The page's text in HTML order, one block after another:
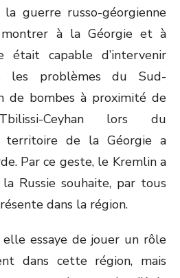
la guerre russo-géorgienne
à la Géorgie et à
était capable d’intervenir
les problèmes du Sud-
de bombes à proximité de
Tbilissi-Ceyhan lors du
territoire de la Géorgie a
Par ce geste, le Kremlin a
Russie souhaite, par tous
dans la région.
essaye de jouer un rôle
dans cette région, mais